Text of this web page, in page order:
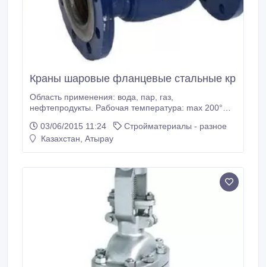
Краны шаровые фланцевые стальные кр
Область применения: вода, пар, газ,
нефтепродукты. Рабочая температура: max 200°C
03/06/2015 11:24
Стройматериалы - разное
Казахстан, Атырау